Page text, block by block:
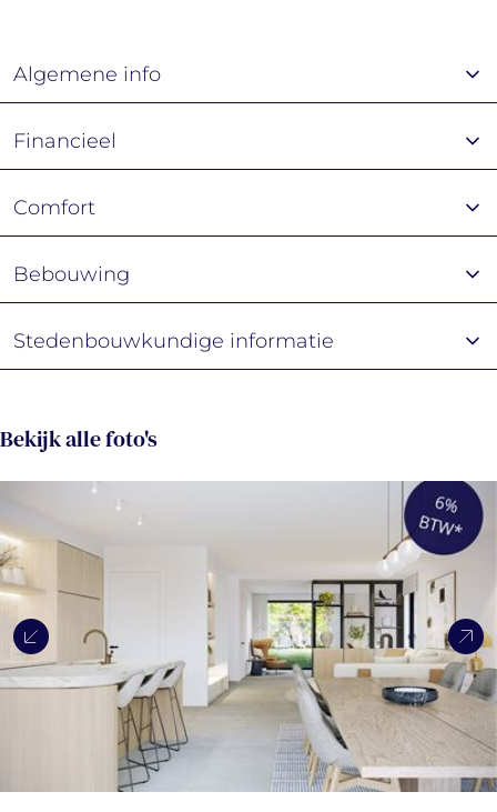
Algemene info
Financieel
Comfort
Bebouwing
Stedenbouwkundige informatie
Bekijk alle foto's